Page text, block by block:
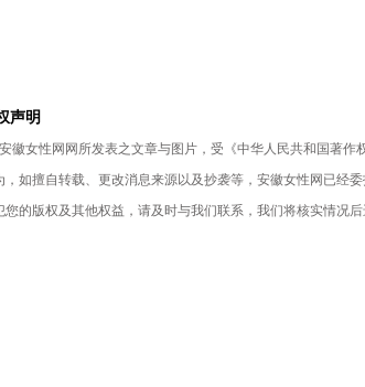
声明
女性网网所发表之文章与图片，受《中华人民共和国著作
，如擅自转载、更改消息来源以及抄袭等，安徽女性网已经
您的版权及其他权益，请及时与我们联系，我们将核实情况